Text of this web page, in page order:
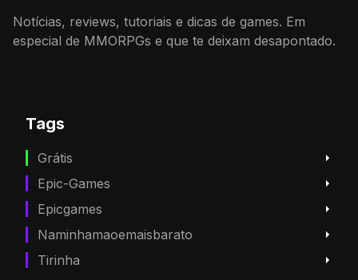
Notícias, reviews, tutoriais e dicas de games. Em
especial de MMORPGs e que te deixam desapontado.
Tags
Grátis
Epic-Games
Epicgames
Naminhamaoemaisbarato
Tirinha